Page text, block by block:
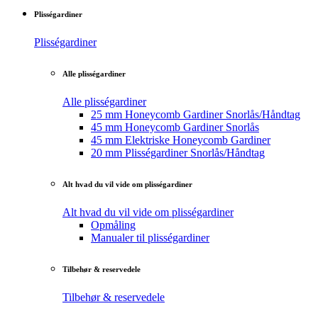
Plisségardiner
Plisségardiner
Alle plisségardiner
Alle plisségardiner
25 mm Honeycomb Gardiner Snorlås/Håndtag
45 mm Honeycomb Gardiner Snorlås
45 mm Elektriske Honeycomb Gardiner
20 mm Plisségardiner Snorlås/Håndtag
Alt hvad du vil vide om plisségardiner
Alt hvad du vil vide om plisségardiner
Opmåling
Manualer til plisségardiner
Tilbehør & reservedele
Tilbehør & reservedele